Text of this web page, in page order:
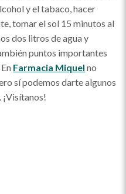
y el tabaco, hacer
tomar el sol 15 minutos al
dos litros de agua y
puntos importantes
Farmacia Miquel no
sí podemos darte algunos
¡Visítanos!